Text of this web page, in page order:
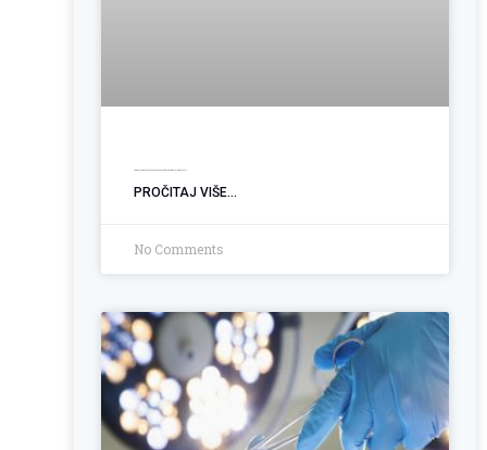
PROČITAJ VIŠE...
No Comments